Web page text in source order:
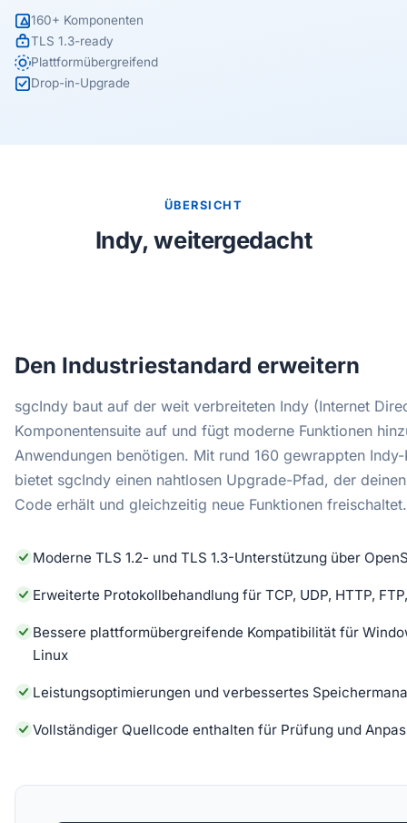
160+ Komponenten
TLS 1.3-ready
Plattformübergreifend
Drop-in-Upgrade
ÜBERSICHT
Indy, weitergedacht
Den Industriestandard erweitern
sgcIndy baut auf der weit verbreiteten Indy (Internet
Komponentensuite auf und fügt moderne Funktionen
Anwendungen benötigen. Mit rund 160 gewrappten
bietet sgcIndy einen nahtlosen Upgrade-Pfad, der
Code erhält und gleichzeitig neue Funktionen freischaltet.
Moderne TLS 1.2- und TLS 1.3-Unterstützung über
Erweiterte Protokollbehandlung für TCP, UDP, HTTP,
Bessere plattformübergreifende Kompatibilität für
Linux
Leistungsoptimierungen und verbessertes
Vollständiger Quellcode enthalten für Prüfung und